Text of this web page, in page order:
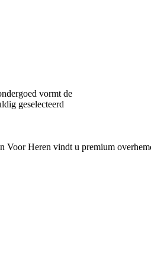
vormt de
geselecteerd
Heren vindt u premium